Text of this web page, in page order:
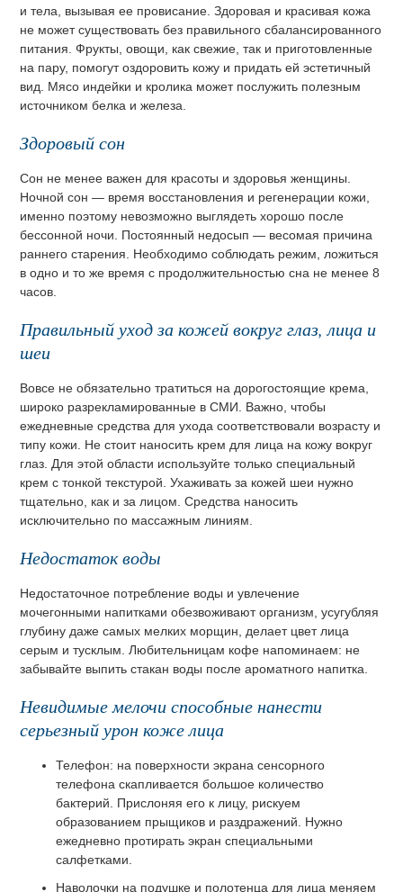
и тела, вызывая ее провисание. Здоровая и красивая кожа
не может существовать без правильного сбалансированного
питания. Фрукты, овощи, как свежие, так и приготовленные
на пару, помогут оздоровить кожу и придать ей эстетичный
вид. Мясо индейки и кролика может послужить полезным
источником белка и железа.
Здоровый сон
Сон не менее важен для красоты и здоровья женщины.
Ночной сон — время восстановления и регенерации кожи,
именно поэтому невозможно выглядеть хорошо после
бессонной ночи. Постоянный недосып — весомая причина
раннего старения. Необходимо соблюдать режим, ложиться
в одно и то же время с продолжительностью сна не менее 8
часов.
Правильный уход за кожей вокруг глаз, лица и
шеи
Вовсе не обязательно тратиться на дорогостоящие крема,
широко разрекламированные в СМИ. Важно, чтобы
ежедневные средства для ухода соответствовали возрасту и
типу кожи. Не стоит наносить крем для лица на кожу вокруг
глаз. Для этой области используйте только специальный
крем с тонкой текстурой. Ухаживать за кожей шеи нужно
тщательно, как и за лицом. Средства наносить
исключительно по массажным линиям.
Недостаток воды
Недостаточное потребление воды и увлечение
мочегонными напитками обезвоживают организм, усугубляя
глубину даже самых мелких морщин, делает цвет лица
серым и тусклым. Любительницам кофе напоминаем: не
забывайте выпить стакан воды после ароматного напитка.
Невидимые мелочи способные нанести
серьезный урон коже лица
Телефон: на поверхности экрана сенсорного
телефона скапливается большое количество
бактерий. Прислоняя его к лицу, рискуем
образованием прыщиков и раздражений. Нужно
ежедневно протирать экран специальными
салфетками.
Наволочки на подушке и полотенца для лица меняем